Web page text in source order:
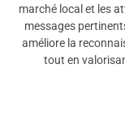
marché local et les
messages
améliore la
tout en